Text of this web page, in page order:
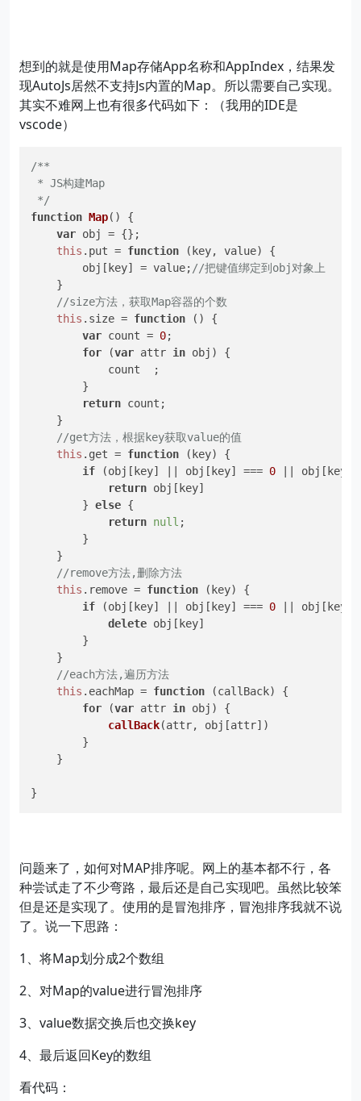
想到的就是使用Map存储App名称和AppIndex，结果发
现AutoJs居然不支持Js内置的Map。所以需要自己实现。
其实不难网上也有很多代码如下：（我用的IDE是
vscode）
/**
* JS构建Map
*/
function Map( ) {
var obj = {};
this . put = function ( key, value) {
        obj[key] = value;
//把键值绑定到obj对象上
    }
//size方法，获取Map容器的个数
this . size = function ( ) {
var count = 0;
for (var attr in obj) {
            count  ;
        }
return count;
    }
//get方法，根据key获取value的值
this . get = function ( key) {
if (obj[key] || obj[key] === 0 || obj[key]
return obj[key]
        }
else {
return null ;
        }
    }
//remove方法,删除方法
this . remove = function ( key) {
if (obj[key] || obj[key] === 0 || obj[key]
delete obj[key]
        }
    }
//each方法,遍历方法
this . eachMap = function (callBack) {
for (var attr in obj) {
callBack(attr, obj[attr])
        }
    }
}
问题来了，如何对MAP排序呢。网上的基本都不行，各
种尝试走了不少弯路，最后还是自己实现吧。虽然比较笨
但是还是实现了。使用的是冒泡排序，冒泡排序我就不说
了。说一下思路：
1、将Map划分成2个数组
2、对Map的value进行冒泡排序
3、value数据交换后也交换key
4、最后返回Key的数组
看代码：